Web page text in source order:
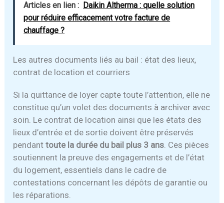
Articles en lien : Daikin Altherma : quelle solution
pour réduire efficacement votre facture de
chauffage ?
Les autres documents liés au bail : état des lieux,
contrat de location et courriers
Si la quittance de loyer capte toute l’attention, elle ne
constitue qu’un volet des documents à archiver avec
soin. Le contrat de location ainsi que les états des
lieux d’entrée et de sortie doivent être préservés
pendanttoute la durée du bail plus 3 ans. Ces pièces
soutiennent la preuve des engagements et de l’état
du logement, essentiels dans le cadre de
contestations concernant les dépôts de garantie ou
les réparations.